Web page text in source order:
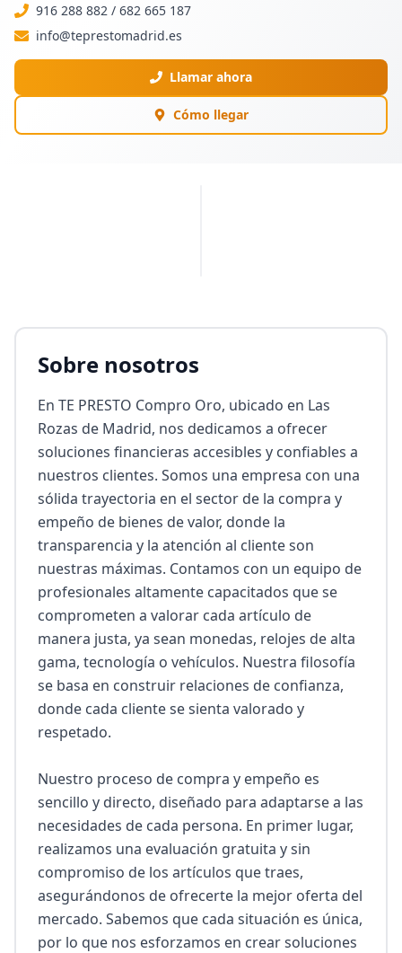
916 288 882 / 682 665 187
info@teprestomadrid.es
Llamar ahora
Cómo llegar
Sobre nosotros
En TE PRESTO Compro Oro, ubicado en Las
Rozas de Madrid, nos dedicamos a ofrecer
soluciones financieras accesibles y confiables a
nuestros clientes. Somos una empresa con una
sólida trayectoria en el sector de la compra y
empeño de bienes de valor, donde la
transparencia y la atención al cliente son
nuestras máximas. Contamos con un equipo de
profesionales altamente capacitados que se
comprometen a valorar cada artículo de
manera justa, ya sean monedas, relojes de alta
gama, tecnología o vehículos. Nuestra filosofía
se basa en construir relaciones de confianza,
donde cada cliente se sienta valorado y
respetado.
Nuestro proceso de compra y empeño es
sencillo y directo, diseñado para adaptarse a las
necesidades de cada persona. En primer lugar,
realizamos una evaluación gratuita y sin
compromiso de los artículos que traes,
asegurándonos de ofrecerte la mejor oferta del
mercado. Sabemos que cada situación es única,
por lo que nos esforzamos en crear soluciones